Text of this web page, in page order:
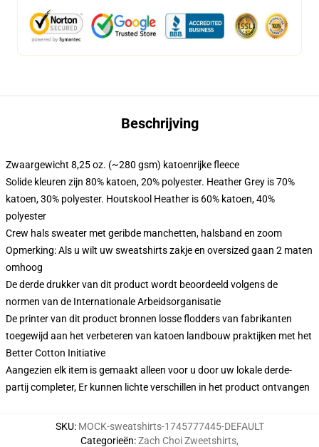
Beschrijving
Zwaargewicht 8,25 oz. (~280 gsm) katoenrijke fleece
Solide kleuren zijn 80% katoen, 20% polyester. Heather Grey is 70%
katoen, 30% polyester. Houtskool Heather is 60% katoen, 40%
polyester
Crew hals sweater met geribde manchetten, halsband en zoom
Opmerking: Als u wilt uw sweatshirts zakje en oversized gaan 2 maten
omhoog
De derde drukker van dit product wordt beoordeeld volgens de
normen van de Internationale Arbeidsorganisatie
De printer van dit product bronnen losse flodders van fabrikanten
toegewijd aan het verbeteren van katoen landbouw praktijken met het
Better Cotton Initiative
Aangezien elk item is gemaakt alleen voor u door uw lokale derde-
partij completer, Er kunnen lichte verschillen in het product ontvangen
SKU: MOCK-sweatshirts-1745777445-DEFAULT
Categorieën:Zach Choi Zweetshirts,